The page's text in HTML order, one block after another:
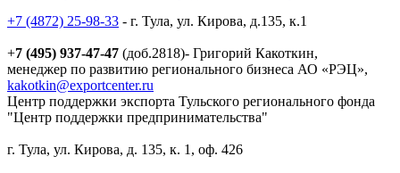
+7 (4872) 25-98-33 - г. Тула, ул. Кирова, д.135, к.1
+7 (495) 937-47-47 (доб.2818)- Григорий Какоткин,
менеджер по развитию регионального бизнеса АО «РЭЦ»,
kakotkin@exportcenter.ru
Центр поддержки экспорта Тульского регионального фонда
"Центр поддержки предпринимательства"
г. Тула, ул. Кирова, д. 135, к. 1, оф. 426